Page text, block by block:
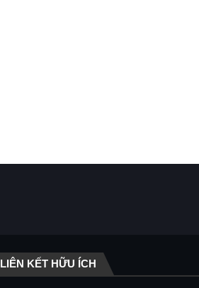
LIÊN KẾT HỮU ÍCH